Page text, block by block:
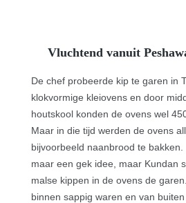
Vluchtend vanuit
De chef probeerde kip te garen in
klokvormige kleiovens en door
houtskool konden de ovens wel
Maar in die tijd werden de ovens
bijvoorbeeld naanbrood te
maar een gek idee, maar Kundan
malse kippen in de ovens de
binnen sappig waren en van buiten